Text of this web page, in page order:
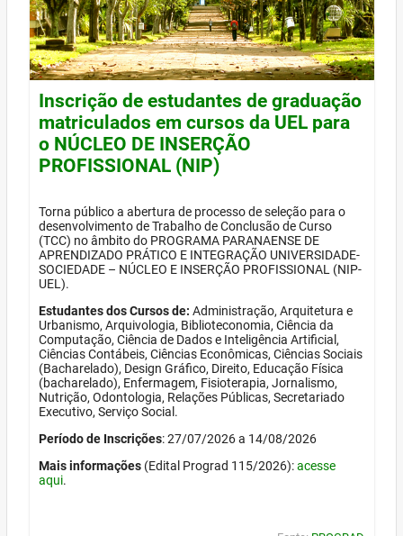
Inscrição de estudantes de graduação
matriculados em cursos da UEL para
o NÚCLEO DE INSERÇÃO
PROFISSIONAL (NIP)
Torna público a abertura de processo de seleção para o
desenvolvimento de Trabalho de Conclusão de Curso
(TCC) no âmbito do PROGRAMA PARANAENSE DE
APRENDIZADO PRÁTICO E INTEGRAÇÃO UNIVERSIDADE-
SOCIEDADE – NÚCLEO E INSERÇÃO PROFISSIONAL (NIP-
UEL).
Estudantes dos Cursos de: Administração, Arquitetura e
Urbanismo, Arquivologia, Biblioteconomia, Ciência da
Computação, Ciência de Dados e Inteligência Artificial,
Ciências Contábeis, Ciências Econômicas, Ciências Sociais
(Bacharelado), Design Gráfico, Direito, Educação Física
(bacharelado), Enfermagem, Fisioterapia, Jornalismo,
Nutrição, Odontologia, Relações Públicas, Secretariado
Executivo, Serviço Social.
Período de Inscrições: 27/07/2026 a 14/08/2026
Mais informações (Edital Prograd 115/2026):acesse
aqui.